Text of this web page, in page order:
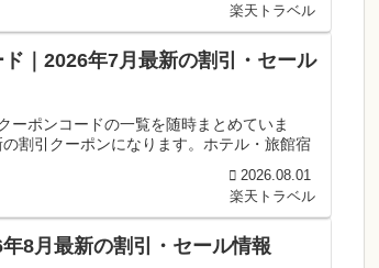
楽天トラベル
｜2026年7月最新の割引・セール
ーポンコードの一覧を随時まとめていま
割引クーポンになります。ホテル・旅館宿
2026.08.01
楽天トラベル
8月最新の割引・セール情報